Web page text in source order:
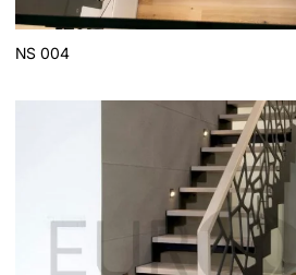
NS 004